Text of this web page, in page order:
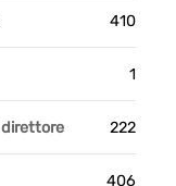
410
1
222
406